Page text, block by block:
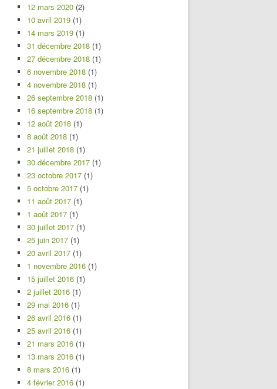
12 mars 2020 (2)
10 avril 2019 (1)
14 mars 2019 (1)
31 décembre 2018 (1)
27 décembre 2018 (1)
6 novembre 2018 (1)
4 novembre 2018 (1)
26 septembre 2018 (1)
16 septembre 2018 (1)
12 août 2018 (1)
8 août 2018 (1)
21 juillet 2018 (1)
30 décembre 2017 (1)
23 octobre 2017 (1)
5 octobre 2017 (1)
11 août 2017 (1)
1 août 2017 (1)
30 juillet 2017 (1)
25 juin 2017 (1)
20 avril 2017 (1)
1 novembre 2016 (1)
15 juillet 2016 (1)
2 juillet 2016 (1)
29 mai 2016 (1)
26 avril 2016 (1)
25 avril 2016 (1)
21 mars 2016 (1)
13 mars 2016 (1)
8 mars 2016 (1)
4 février 2016 (1)